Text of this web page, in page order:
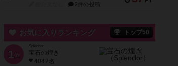
2件の投稿
お気に入りランキング トップ50
1 位
宝石の煌き
4042名